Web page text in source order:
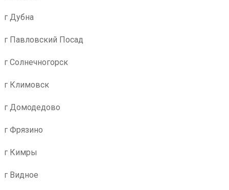
г Дубна
г Павловский Посад
г Солнечногорск
г Климовск
г Домодедово
г Фрязино
г Кимры
г Видное